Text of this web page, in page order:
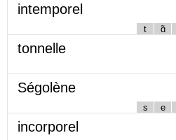
intemporel
t ɑ̃
tonnelle
Ségolène
s e
incorporel